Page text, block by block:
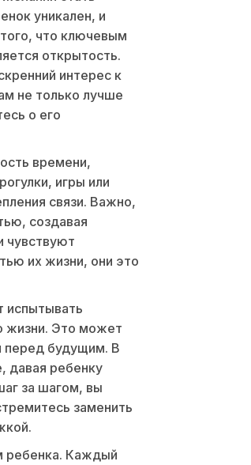
уникален, и
что ключевым
открытость.
интерес к
не только лучше
о его
времени,
игры или
связи. Важно,
создавая
чувствуют
их жизни, они это
испытывать
жизни. Это может
перед будущим. В
давая ребенку
за шагом, вы
заменить
ребенка. Каждый